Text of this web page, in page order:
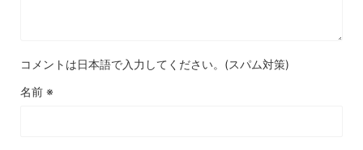
コメントは日本語で入力してください。(スパム対策)
名前 ※